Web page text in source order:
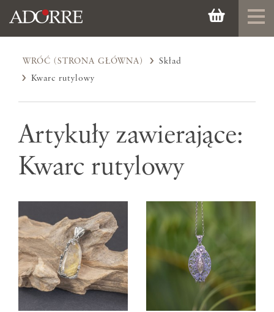
WRÓĆ (STRONA GŁÓWNA)
Skład
Kwarc rutylowy
Artykuły zawierające:
Kwarc rutylowy